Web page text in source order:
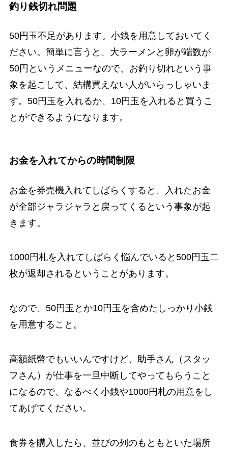
釣り銭切れ問題
50円玉不足があります。小銭を用意しておいてく
ださい。簡単に言うと、大ラーメンと卵が端数が
50円というメニューなので、お釣り切れという事
象を起こして、結構買えない人がいらっしゃいま
す。50円玉を入れるか、10円玉を入れると買うこ
とができるようになります。
お金を入れてからの時間制限
お金を券売機入れてしばらくすると、入れたお金
が全部ジャラジャラと戻ってくるという事象が起
きます。
1000円札を入れてしばらく悩んでいると500円玉二
枚が返却されるということがあります。
なので、50円玉とか10円玉を含めたしっかり小銭
を用意すること。
高額紙幣でもいいんですけど、助手さん（スタッ
フさん）が仕事を一旦中断してやってもらうこと
になるので、なるべく小銭や1000円札の用意をし
てあげてください。
食券を購入したら、並びの列のもともといた場所